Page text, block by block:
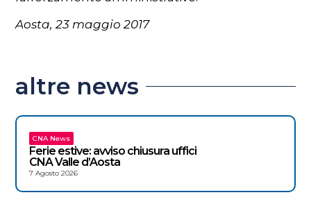
Aosta, 23 maggio 2017
altre news
CNA News
Ferie estive: avviso chiusura uffici
CNA Valle d’Aosta
7 Agosto 2026